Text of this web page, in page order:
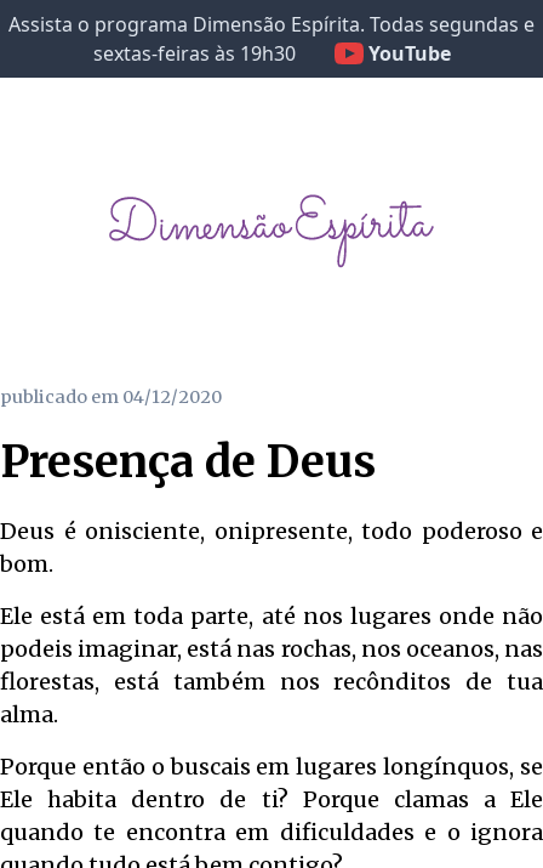
Assista o programa Dimensão Espírita. Todas segundas e
sextas-feiras às 19h30
YouTube
publicado em 04/12/2020
Presença de Deus
Deus é onisciente, onipresente, todo poderoso e
bom.
Ele está em toda parte, até nos lugares onde não
podeis imaginar, está nas rochas, nos oceanos, nas
florestas, está também nos recônditos de tua
alma.
Porque então o buscais em lugares longínquos, se
Ele habita dentro de ti? Porque clamas a Ele
quando te encontra em dificuldades e o ignora